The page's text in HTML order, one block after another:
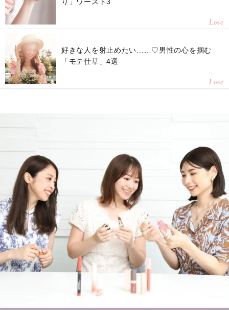
Love
好きな人を射止めたい……♡男性の心を掴む
「モテ仕草」4選
Love